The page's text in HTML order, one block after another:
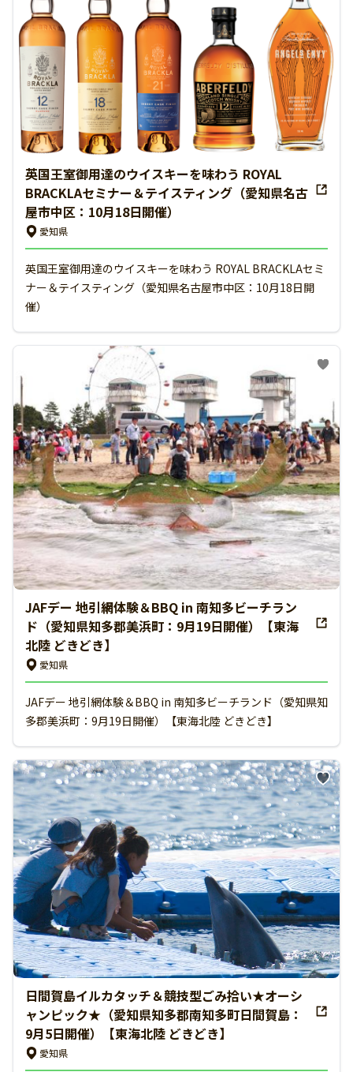
英国王室御用達のウイスキーを味わう ROYAL
BRACKLAセミナー＆テイスティング（愛知県名古
屋市中区：10月18日開催）
愛知県
英国王室御用達のウイスキーを味わう ROYAL BRACKLAセミ
ナー＆テイスティング（愛知県名古屋市中区：10月18日開
催）
JAFデー 地引網体験＆BBQ in 南知多ビーチラン
ド（愛知県知多郡美浜町：9月19日開催）【東海
北陸 どきどき】
愛知県
JAFデー 地引網体験＆BBQ in 南知多ビーチランド（愛知県知
多郡美浜町：9月19日開催）【東海北陸 どきどき】
日間賀島イルカタッチ＆競技型ごみ拾い★オーシ
ャンピック★（愛知県知多郡南知多町日間賀島：
9月5日開催）【東海北陸 どきどき】
愛知県